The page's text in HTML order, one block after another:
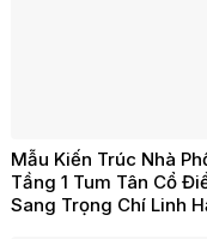
Mẫu Kiến Trúc Nhà
Tầng 1 Tum Tân Cổ
Sang Trọng Chí Linh